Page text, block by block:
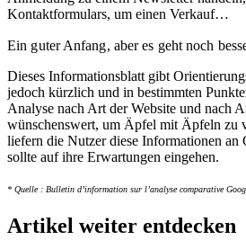
Kontaktformulars, um einen Verkauf…
Ein guter Anfang, aber es geht noch
Dieses Informationsblatt gibt
jedoch kürzlich und in bestimmten
Analyse nach Art der Website und nach
wünschenswert, um Äpfel mit Äpfeln zu
liefern die Nutzer diese Informationen an
sollte auf ihre Erwartungen eingehen.
* Quelle : Bulletin d’information sur l’analyse comparative
Artikel weiter entdecken